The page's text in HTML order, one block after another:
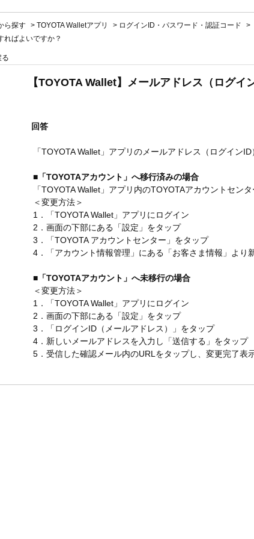
ら探す > TOYOTA Walletアプリ > ログインID・パスワード・認証コード >
ればよいですか？
る
【TOYOTA Wallet】メールアドレス（ログ
回答
「TOYOTA Wallet」アプリのメールアドレス（ログイン
■「TOYOTAアカウント」へ移行済みの場合
「TOYOTA Wallet」アプリ内のTOYOTAアカウントセン
＜変更方法＞
1．「TOYOTA Wallet」アプリにログイン
2．画面の下部にある「設定」をタップ
3．「TOYOTA アカウントセンター」をタップ
4．「アカウント情報管理」にある「お客さま情報」より
■「TOYOTAアカウント」へ未移行の場合
＜変更方法＞
1．「TOYOTA Wallet」アプリにログイン
2．画面の下部にある「設定」をタップ
3．「ログインID（メールアドレス）」をタップ
4．新しいメールアドレスを入力し「送信する」をタップ
5．受信した確認メール内のURLをタップし、変更完了表